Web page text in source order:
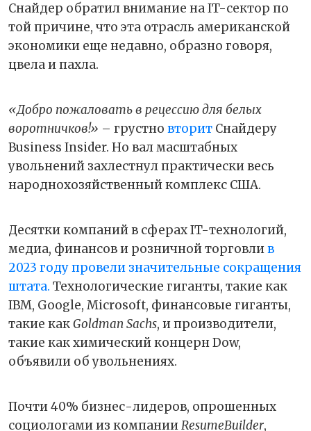
Снайдер обратил внимание на IT-сектор по
той причине, что эта отрасль американской
экономики еще недавно, образно говоря,
цвела и пахла.
«Добро пожаловать в рецессию для белых
воротничков!» – грустно вторит Снайдеру
Business Insider. Но вал масштабных
увольнений захлестнул практически весь
народнохозяйственный комплекс США.
Десятки компаний в сферах IT-технологий,
медиа, финансов и розничной торговлив
2023 году провели значительные сокращения
штата. Технологические гиганты, такие как
IBM, Google, Microsoft, финансовые гиганты,
такие какGoldman Sachs, и производители,
такие как химический концерн Dow,
объявили об увольнениях.
Почти 40% бизнес-лидеров, опрошенных
социологами из компанииResumeBuilder,